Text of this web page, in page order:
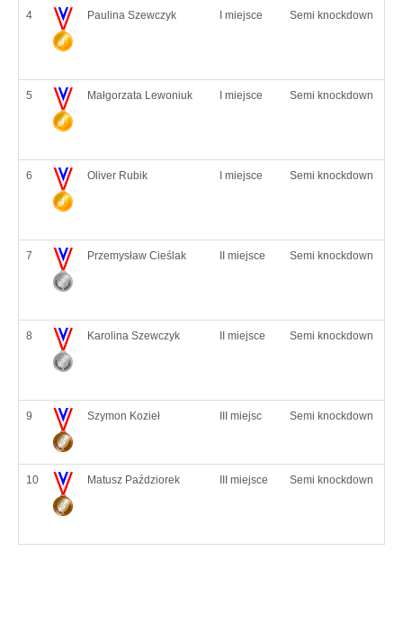
4 Paulina Szewczyk I miejsce Semi knockdown
5 Małgorzata Lewoniuk I miejsce Semi knockdown
6 Oliver Rubik I miejsce Semi knockdown
7 Przemysław Cieślak II miejsce Semi knockdown
8 Karolina Szewczyk II miejsce Semi knockdown
9 Szymon Kozieł III miejsc Semi knockdown
10 Matusz Paździorek III miejsce Semi knockdown